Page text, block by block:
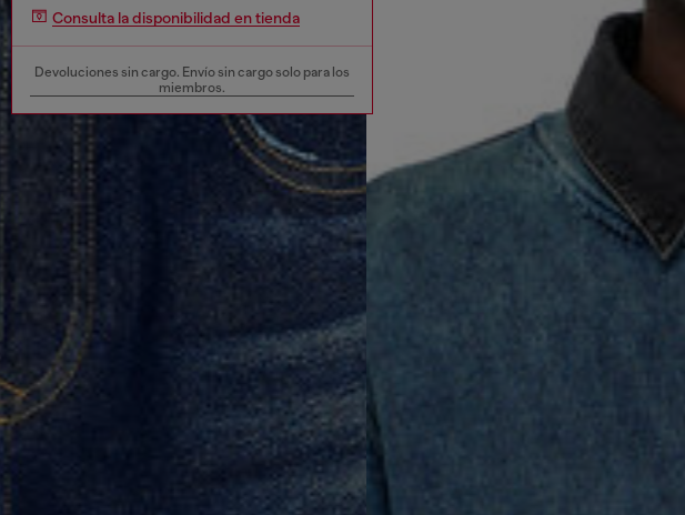
Consulta la disponibilidad en tienda
Devoluciones sin cargo. Envío sin cargo solo para los
miembros.